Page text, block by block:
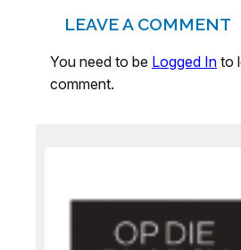
LEAVE A COMMENT
You need to be Logged In to
comment.